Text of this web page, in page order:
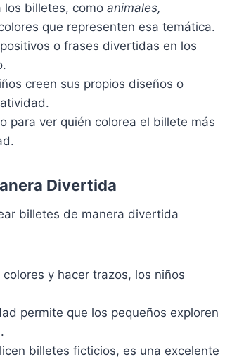
los billetes, como animales,
que representen esa temática.
o frases divertidas en los
creen sus propios diseños o
para ver quién colorea el billete más
Divertida
billetes de manera divertida
colores y hacer trazos, los niños
permite que los pequeños exploren
billetes ficticios, es una excelente